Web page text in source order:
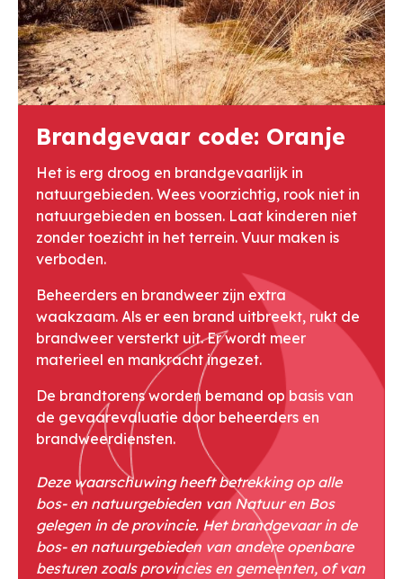
Brandgevaar code: Oranje
Het is erg droog en brandgevaarlijk in
natuurgebieden. Wees voorzichtig, rook niet in
natuurgebieden en bossen. Laat kinderen niet
zonder toezicht in het terrein. Vuur maken is
verboden.
Beheerders en brandweer zijn extra
waakzaam. Als er een brand uitbreekt, rukt de
brandweer versterkt uit. Er wordt meer
materieel en mankracht ingezet.
De brandtorens worden bemand op basis van
de gevaarevaluatie door beheerders en
brandweerdiensten.
Deze waarschuwing heeft betrekking op alle
bos- en natuurgebieden van Natuur en Bos
gelegen in de provincie. Het brandgevaar in de
bos- en natuurgebieden van andere openbare
besturen zoals provincies en gemeenten, of van